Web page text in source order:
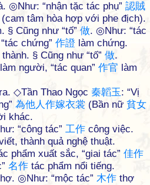
◎Như: “nhận tặc tác phụ” 認賊
tâm hòa hợp với phe địch).
§ Cũng như “tố” 做. ◎Như: “tác
chứng” 作證 làm chứng.
§ Cũng như “tố” 做.
làm người, “tác quan” 作官 làm
◇Tần Thao Ngọc 秦韜玉: “Vị
為他人作嫁衣裳 (Bần nữ 貧女
khác.
“công tác” 工作 công việc.
thành quả nghệ thuật.
phẩm xuất sắc, “giai tác” 佳作
名作 tác phẩm nổi tiếng.
◎Như: “mộc tác” 木作 thợ